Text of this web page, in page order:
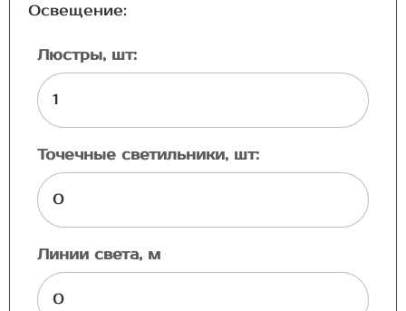
Освещение:
Люстры, шт:
Точечные светильники, шт:
Линии света, м